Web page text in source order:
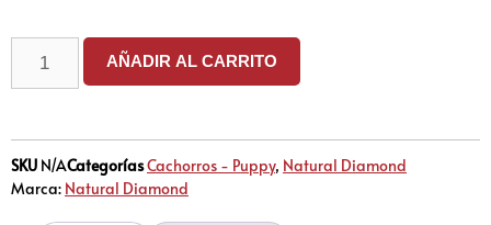
AÑADIR AL CARRITO
SKU N/ACategoríasCachorros - Puppy, Natural Diamond
Marca: Natural Diamond